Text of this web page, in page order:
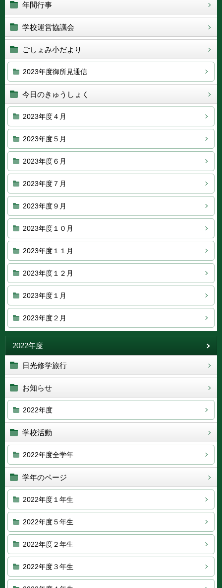
年間行事
学校運営協議会
ごしょみ小だより
2023年度御所見通信
今日のきゅうしょく
2023年度４月
2023年度５月
2023年度６月
2023年度７月
2023年度９月
2023年度１０月
2023年度１１月
2023年度１２月
2023年度１月
2023年度２月
2022年度
日光修学旅行
お知らせ
2022年度
学校活動
2022年度全学年
学年のページ
2022年度１年生
2022年度５年生
2022年度２年生
2022年度３年生